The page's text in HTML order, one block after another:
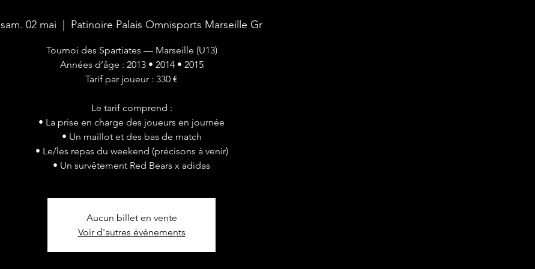
sam. 02 mai Patinoire Palais Omnisports Marseille Gr
Tournoi des Spartiates — Marseille (U13)
Années d’âge : 2013 • 2014 • 2015
Tarif par joueur : 330 €
Le tarif comprend :
• La prise en charge des joueurs en journée
• Un maillot et des bas de match
• Le/les repas du weekend (précisons à venir)
• Un survêtement Red Bears x adidas
Aucun billet en vente
Voir d'autres événements